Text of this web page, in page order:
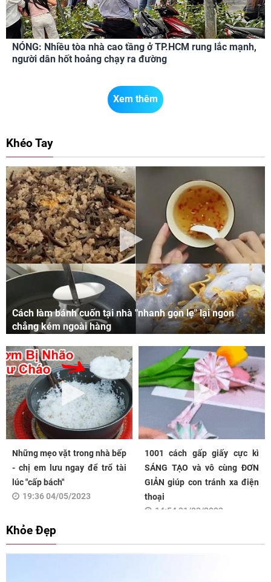
NÓNG: Nhiều tòa nhà cao tầng ở TP.HCM rung lắc mạnh,
người dân hốt hoảng chạy ra đường
Xem thêm
Khéo Tay
Cách làm bánh cuốn tại nhà "nhanh gọn lẹ" lại ngon
chẳng kém ngoài hàng
Những mẹo vặt trong nhà bếp
- chị em lưu ngay để trổ tài
lúc "cấp bách"
19:36 04/05/2023
1001 cách gấp giấy cực kì
SÁNG TẠO và vô cùng ĐƠN
GIẢN giúp con tránh xa điện
thoại
14:54 31/03/2023
Khỏe Đẹp